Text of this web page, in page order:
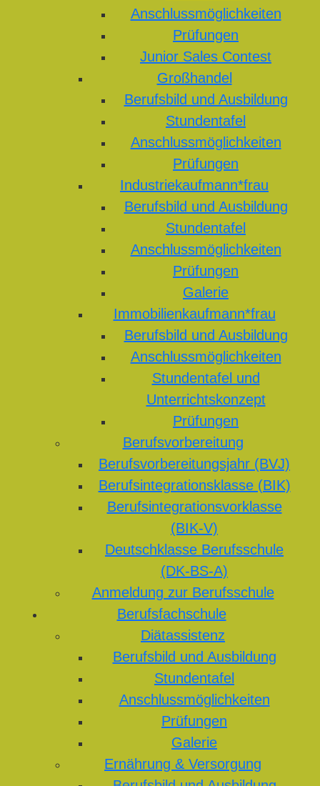
Anschlussmöglichkeiten
Prüfungen
Junior Sales Contest
Großhandel
Berufsbild und Ausbildung
Stundentafel
Anschlussmöglichkeiten
Prüfungen
Industriekaufmann*frau
Berufsbild und Ausbildung
Stundentafel
Anschlussmöglichkeiten
Prüfungen
Galerie
Immobilienkaufmann*frau
Berufsbild und Ausbildung
Anschlussmöglichkeiten
Stundentafel und
Unterrichtskonzept
Prüfungen
Berufsvorbereitung
Berufsvorbereitungsjahr (BVJ)
Berufsintegrationsklasse (BIK)
Berufsintegrationsvorklasse
(BIK-V)
Deutschklasse Berufsschule
(DK-BS-A)
Anmeldung zur Berufsschule
Berufsfachschule
Diätassistenz
Berufsbild und Ausbildung
Stundentafel
Anschlussmöglichkeiten
Prüfungen
Galerie
Ernährung & Versorgung